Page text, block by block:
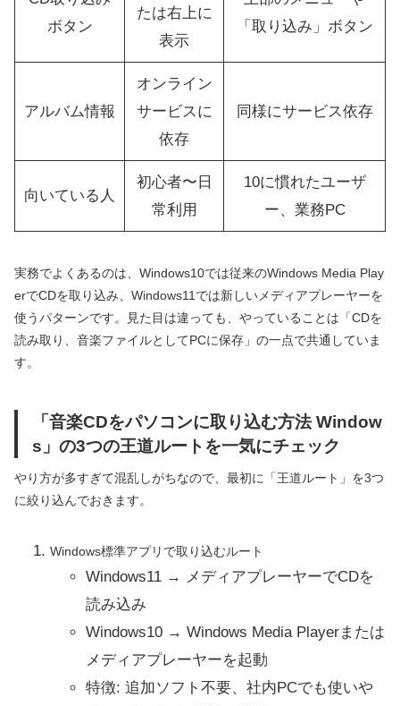
ボタン
たは右上に
表示
「取り込み」ボタン
アルバム情報
オンライン
サービスに
依存
同様にサービス依存
向いている人
初心者〜日
常利用
10に慣れたユーザ
ー、業務PC
実務でよくあるのは、Windows10では従来のWindows Media Play
erでCDを取り込み、Windows11では新しいメディアプレーヤーを
使うパターンです。見た目は違っても、やっていることは「CDを
読み取り、音楽ファイルとしてPCに保存」の一点で共通していま
す。
「音楽CDをパソコンに取り込む方法 Window
s」の3つの王道ルートを一気にチェック
やり方が多すぎて混乱しがちなので、最初に「王道ルート」を3つ
に絞り込んでおきます。
Windows標準アプリで取り込むルート
Windows11 → メディアプレーヤーでCDを
読み込み
Windows10 → Windows Media Playerまたは
メディアプレーヤーを起動
特徴: 追加ソフト不要、社内PCでも使いや